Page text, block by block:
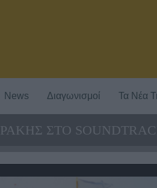
News Διαγωνισμοί Τα Νέα
ΣΤΟ